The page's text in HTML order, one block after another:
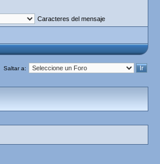
Caracteres del mensaje
Saltar a: